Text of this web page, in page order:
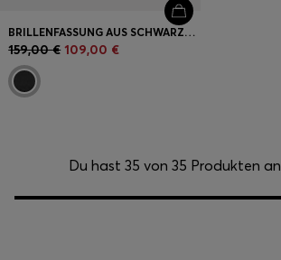
BRILLENFASSUNG AUS SCHWARZEM METALL MIT DOPPELSTEG
159,00 € 109,00 €
Du hast 35 von 35 Produkten